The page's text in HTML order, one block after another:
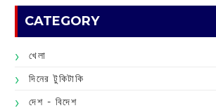
CATEGORY
খেলা
দিনের টুকিটাকি
দেশ - বিদেশ